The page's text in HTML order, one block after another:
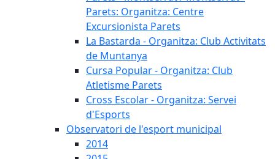
Parets: Organitza: Centre
Excursionista Parets
La Bastarda - Organitza: Club Activitats
de Muntanya
Cursa Popular - Organitza: Club
Atletisme Parets
Cross Escolar - Organitza: Servei
d'Esports
Observatori de l'esport municipal
2014